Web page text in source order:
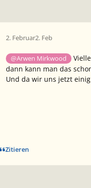
2. Februar2. Feb
@Arwen Mirkwood
dann kann man das
Und da wir uns jetzt
Zitieren